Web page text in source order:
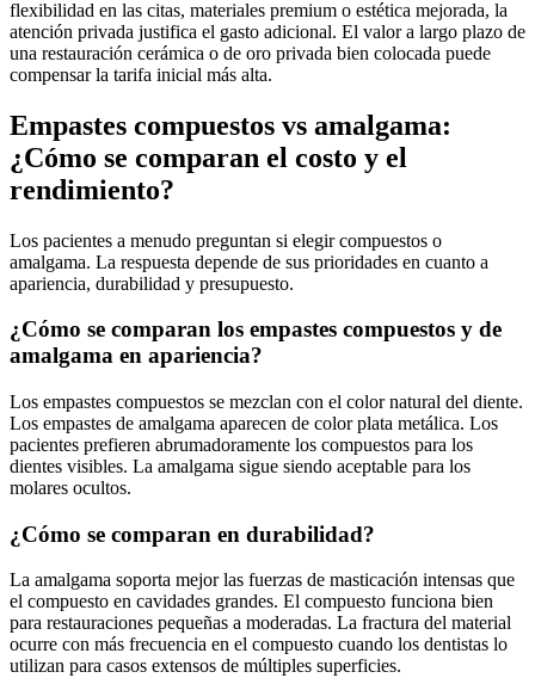
flexibilidad en las citas, materiales premium o estética mejorada, la
atención privada justifica el gasto adicional. El valor a largo plazo de
una restauración cerámica o de oro privada bien colocada puede
compensar la tarifa inicial más alta.
Empastes compuestos vs amalgama:
¿Cómo se comparan el costo y el
rendimiento?
Los pacientes a menudo preguntan si elegir compuestos o
amalgama. La respuesta depende de sus prioridades en cuanto a
apariencia, durabilidad y presupuesto.
¿Cómo se comparan los empastes compuestos y de
amalgama en apariencia?
Los empastes compuestos se mezclan con el color natural del diente.
Los empastes de amalgama aparecen de color plata metálica. Los
pacientes prefieren abrumadoramente los compuestos para los
dientes visibles. La amalgama sigue siendo aceptable para los
molares ocultos.
¿Cómo se comparan en durabilidad?
La amalgama soporta mejor las fuerzas de masticación intensas que
el compuesto en cavidades grandes. El compuesto funciona bien
para restauraciones pequeñas a moderadas. La fractura del material
ocurre con más frecuencia en el compuesto cuando los dentistas lo
utilizan para casos extensos de múltiples superficies.